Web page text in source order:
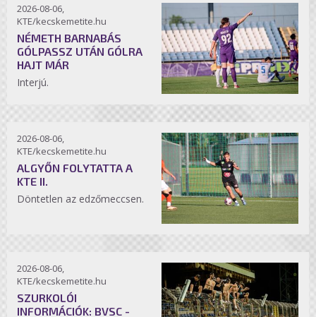
2026-08-06,
KTE/kecskemetite.hu
NÉMETH BARNABÁS
GÓLPASSZ UTÁN GÓLRA
HAJT MÁR
Interjú.
2026-08-06,
KTE/kecskemetite.hu
ALGYŐN FOLYTATTA A
KTE II.
Döntetlen az edzőmeccsen.
2026-08-06,
KTE/kecskemetite.hu
SZURKOLÓI
INFORMÁCIÓK: BVSC -